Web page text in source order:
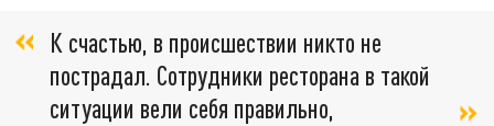
К счастью, в происшествии никто не
пострадал. Сотрудники ресторана в такой
ситуации вели себя правильно,